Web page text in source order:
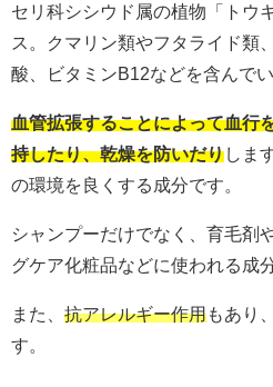
セリ科シシウド属の植物「トウ
ス。クマリン類やフタライド類
酸、ビタミンB12などを含んでい
血管拡張することによって血行
持したり、乾燥を防いだりしま
の環境を良くする成分です。
シャンプーだけでなく、育毛剤
グケア化粧品などに使われる成分
また、 抗アレルギー作用もあり
す。